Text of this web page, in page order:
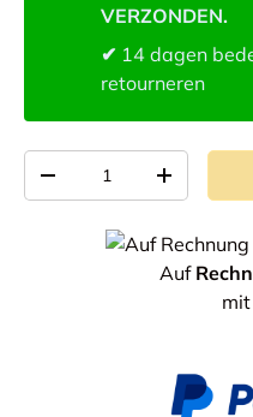
VERZONDEN.
✔ 14 dagen
retourneren
-
+
Auf
mit